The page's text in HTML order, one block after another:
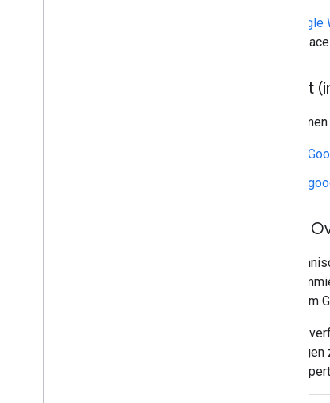
Reddit
Sie
r/
r/
Stack
Für
mit Ihrem
Stack
um
auch